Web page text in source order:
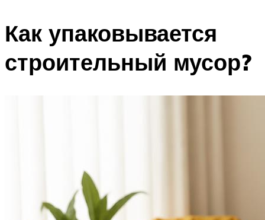
Как упаковывается
строительный мусор?